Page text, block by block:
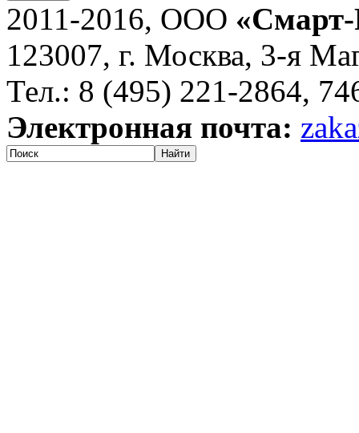
2011-2016, ООО
123007, г. Москва, 3-я
Тел.: 8 (495) 221-2864,
Электронная почта:
Найти